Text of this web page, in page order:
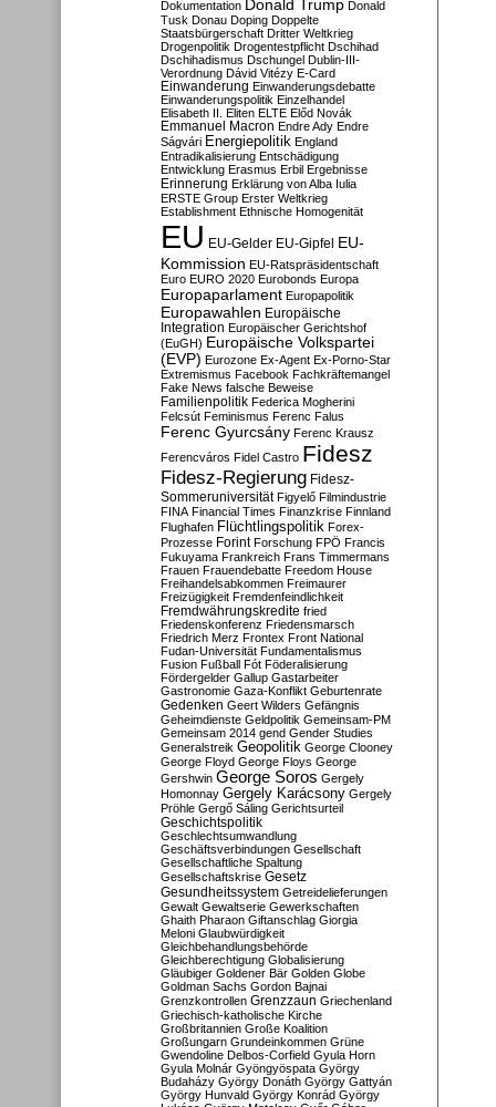
Dokumentation Donald Trump Donald
Tusk Donau Doping Doppelte
Staatsbürgerschaft Dritter Weltkrieg
Drogenpolitik Drogentestpflicht Dschihad
Dschihadismus Dschungel Dublin-III-
Verordnung Dávid Vitézy E-Card
Einwanderung Einwanderungsdebatte
Einwanderungspolitik Einzelhandel
Elisabeth II. Eliten ELTE Előd Novák
Emmanuel Macron Endre Ady Endre
Ságvári Energiepolitik England
Entradikalisierung Entschädigung
Entwicklung Erasmus Erbil Ergebnisse
Erinnerung Erklärung von Alba Iulia
ERSTE Group Erster Weltkrieg
Establishment Ethnische Homogenität
EU EU-Gelder EU-Gipfel EU-
Kommission EU-Ratspräsidentschaft
Euro EURO 2020 Eurobonds Europa
Europaparlament Europapolitik
Europawahlen Europäische
Integration Europäischer Gerichtshof
(EuGH) Europäische Volkspartei
(EVP) Eurozone Ex-Agent Ex-Porno-Star
Extremismus Facebook Fachkräftemangel
Fake News falsche Beweise
Familienpolitik Federica Mogherini
Felcsút Feminismus Ferenc Falus
Ferenc Gyurcsány Ferenc Krausz
Ferencváros Fidel Castro Fidesz
Fidesz-Regierung Fidesz-
Sommeruniversität Figyelő Filmindustrie
FINA Financial Times Finanzkrise Finnland
Flughafen Flüchtlingspolitik Forex-
Prozesse Forint Forschung FPÖ Francis
Fukuyama Frankreich Frans Timmermans
Frauen Frauendebatte Freedom House
Freihandelsabkommen Freimaurer
Freizügigkeit Fremdenfeindlichkeit
Fremdwährungskredite fried
Friedenskonferenz Friedensmarsch
Friedrich Merz Frontex Front National
Fudan-Universität Fundamentalismus
Fusion Fußball Fót Föderalisierung
Fördergelder Gallup Gastarbeiter
Gastronomie Gaza-Konflikt Geburtenrate
Gedenken Geert Wilders Gefängnis
Geheimdienste Geldpolitik Gemeinsam-PM
Gemeinsam 2014 gend Gender Studies
Generalstreik Geopolitik George Clooney
George Floyd George Floys George
Gershwin George Soros Gergely
Homonnay Gergely Karácsony Gergely
Pröhle Gergő Sáling Gerichtsurteil
Geschichtspolitik
Geschlechtsumwandlung
Geschäftsverbindungen Gesellschaft
Gesellschaftliche Spaltung
Gesellschaftskrise Gesetz
Gesundheitssystem Getreidelieferungen
Gewalt Gewaltserie Gewerkschaften
Ghaith Pharaon Giftanschlag Giorgia
Meloni Glaubwürdigkeit
Gleichbehandlungsbehörde
Gleichberechtigung Globalisierung
Gläubiger Goldener Bär Golden Globe
Goldman Sachs Gordon Bajnai
Grenzkontrollen Grenzzaun Griechenland
Griechisch-katholische Kirche
Großbritannien Große Koalition
Großungarn Grundeinkommen Grüne
Gwendoline Delbos-Corfield Gyula Horn
Gyula Molnár Gyöngyöspata György
Budaházy György Donáth György Gattyán
György Hunvald György Konrád György